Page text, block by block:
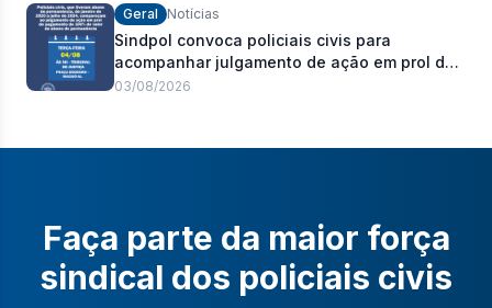
Geral Notícias
Sindpol convoca policiais civis para
acompanhar julgamento de ação em prol do
pagamento de 100% do abono de
03/08/2026
Faça parte da maior força
sindical dos policiais civis